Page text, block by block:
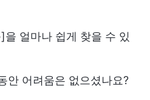
얼마나 쉽게 찾을 수 있
안 어려움은 없으셨나요?